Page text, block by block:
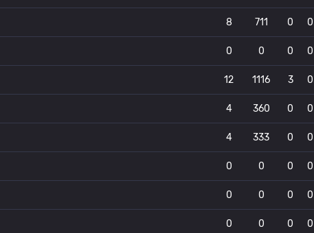
8 711 0 0
0 0 0 0
12 1116 3 0
4 360 0 0
4 333 0 0
0 0 0 0
0 0 0 0
0 0 0 0